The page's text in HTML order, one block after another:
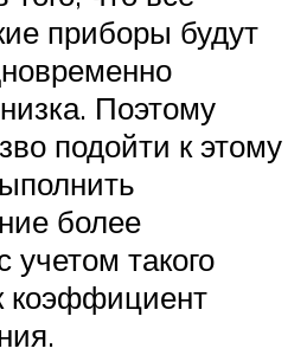
приборы будут
Поэтому
подойти к этому
более
учетом такого
коэффициент